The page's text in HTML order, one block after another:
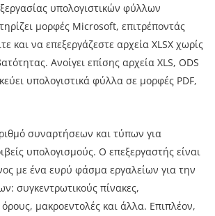
υπολογιστικών φύλλων
μορφές Microsoft, επιτρέποντάς
και να επεξεργάζεστε αρχεία XLSX χωρίς
Ανοίγει επίσης αρχεία XLS, ODS
υπολογιστικά φύλλα σε μορφές PDF,
συναρτήσεων και τύπων για
υπολογισμούς. Ο επεξεργαστής είναι
με ένα ευρύ φάσμα εργαλείων για την
συγκεντρωτικούς πίνακες,
μακροεντολές και άλλα. Επιπλέον,